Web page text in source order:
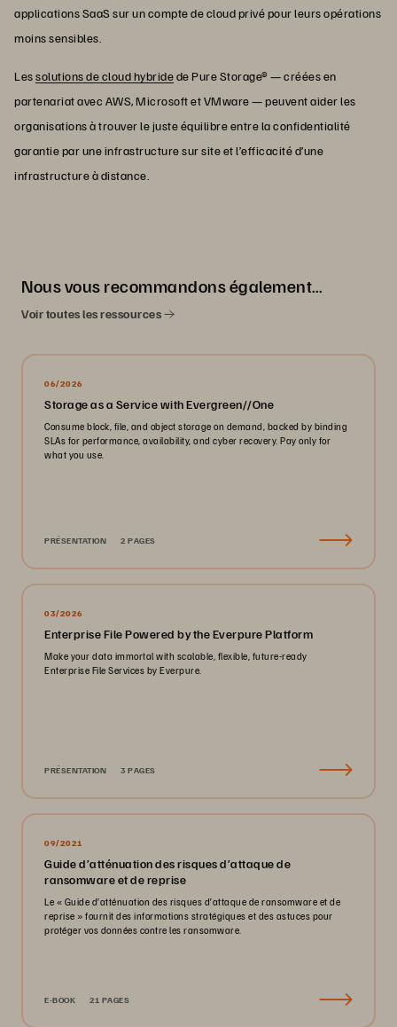
applications SaaS sur un compte de cloud privé pour leurs opérations
moins sensibles.
Lessolutions de cloud hybridede Pure Storage® — créées en
partenariat avec AWS, Microsoft et VMware — peuvent aider les
organisations à trouver le juste équilibre entre la confidentialité
garantie par une infrastructure sur site et l’efficacité d’une
infrastructure à distance.
Nous vous recommandons également…
Voir toutes les ressources
06/2026
Storage as a Service with Evergreen//One
Consume block, file, and object storage on demand, backed by binding
SLAs for performance, availability, and cyber recovery. Pay only for
what you use.
PRÉSENTATION 2 PAGES
03/2026
Enterprise File Powered by the Everpure Platform
Make your data immortal with scalable, flexible, future-ready
Enterprise File Services by Everpure.
PRÉSENTATION 3 PAGES
09/2021
Guide d’atténuation des risques d’attaque de
ransomware et de reprise
Le « Guide d’atténuation des risques d’attaque de ransomware et de
reprise » fournit des informations stratégiques et des astuces pour
protéger vos données contre les ransomware.
E-BOOK 21 PAGES